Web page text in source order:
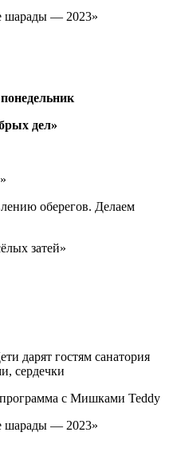
шарады — 2023»
дел»
оберегов. Делаем
затей»
дарят гостям санатория
сердечки
программа с Мишками Teddy
шарады — 2023»